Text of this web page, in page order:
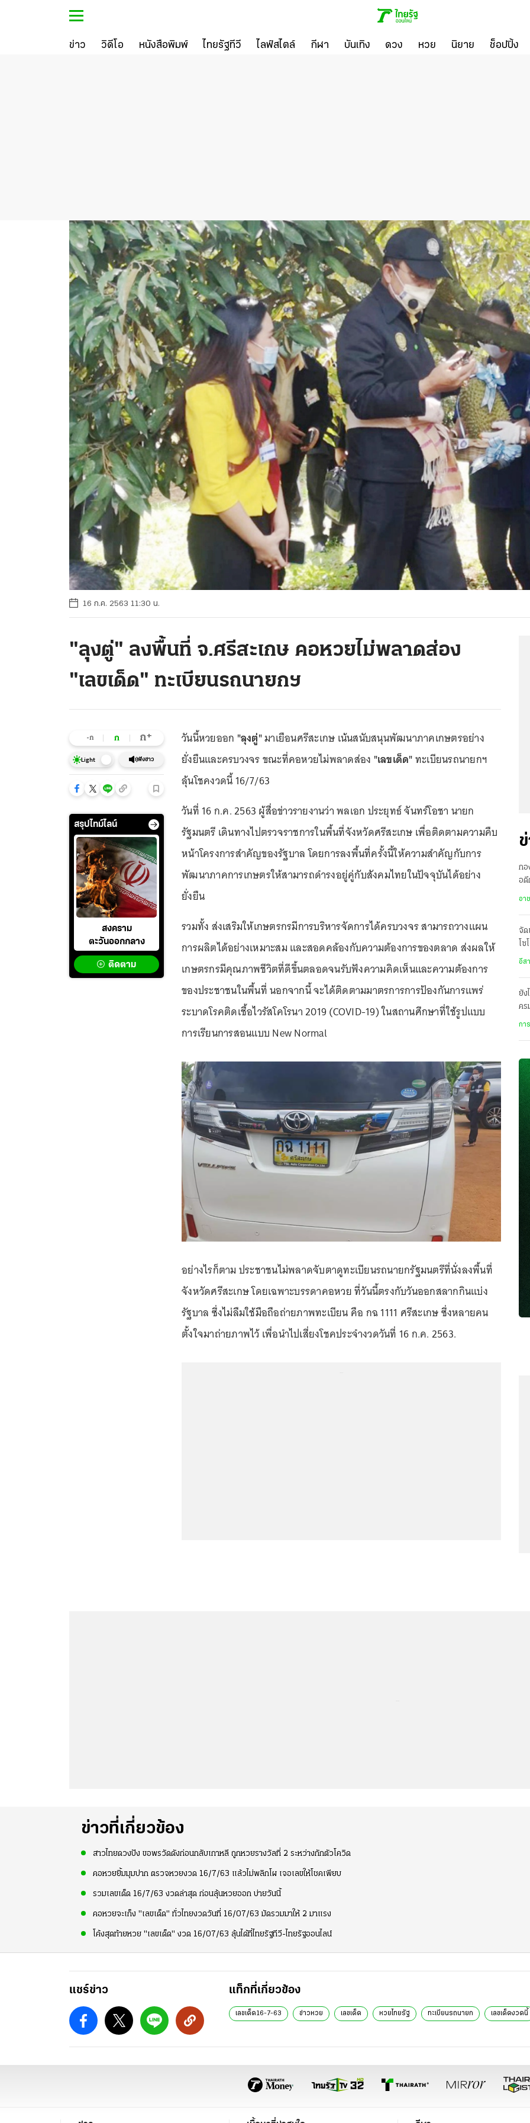
ข่าว วิดีโอ หนังสือพิมพ์ ไทยรัฐทีวี ไลฟ์สไตล์ กีฬา บันเทิง ดวง หวย นิยาย ช็อปปิ้ง
16 ก.ค. 2563 11:30 น.
"ลุงตู่" ลงพื้นที่ จ.ศรีสะเกษ คอหวยไม่พลาดส่อง
"เลขเด็ด" ทะเบียนรถนายกฯ
-ก ก ก+
Light ฟังข่าว
สรุปไทม์ไลน์
สงคราม
ตะวันออกกลาง
ติดตาม
วันนี้หวยออก "ลุงตู่"มาเยือนศรีสะเกษ เน้นสนับสนุนพัฒนาภาคเกษตรอย่าง
ยั่งยืนและครบวงจร ขณะที่คอหวยไม่พลาดส่อง "เลขเด็ด"ทะเบียนรถนายกฯ
ลุ้นโชคงวดนี้ 16/7/63
วันที่ 16 ก.ค. 2563 ผู้สื่อข่าวรายงานว่า พลเอก ประยุทธ์ จันทร์โอชา นายก
รัฐมนตรี เดินทางไปตรวจราชการในพื้นที่จังหวัดศรีสะเกษ เพื่อติดตามความคืบ
หน้าโครงการสำคัญของรัฐบาล โดยการลงพื้นที่ครั้งนี้ให้ความสำคัญกับการ
พัฒนาภาคการเกษตรให้สามารถดำรงอยู่คู่กับสังคมไทยในปัจจุบันได้อย่าง
ยั่งยืน
รวมทั้ง ส่งเสริมให้เกษตรกรมีการบริหารจัดการได้ครบวงจร สามารถวางแผน
การผลิตได้อย่างเหมาะสม และสอดคล้องกับความต้องการของตลาด ส่งผลให้
เกษตรกรมีคุณภาพชีวิตที่ดีขึ้นตลอดจนรับฟังความคิดเห็นและความต้องการ
ของประชาชนในพื้นที่ นอกจากนี้ จะได้ติดตามมาตรการการป้องกันการแพร่
ระบาดโรคติดเชื้อไวรัสโคโรนา 2019 (COVID-19) ในสถานศึกษาที่ใช้รูปแบบ
การเรียนการสอนแบบ New Normal
อย่างไรก็ตาม ประชาชนไม่พลาดจับตาดูทะเบียนรถนายกรัฐมนตรีที่นั่งลงพื้นที่
จังหวัดศรีสะเกษ โดยเฉพาะบรรดาคอหวย ที่วันนี้ตรงกับวันออกสลากกินแบ่ง
รัฐบาล ซึ่งไม่ลืมใช้มือถือถ่ายภาพทะเบียน คือ กฉ 1111 ศรีสะเกษ ซึ่งหลายคน
ตั้งใจมาถ่ายภาพไว้ เพื่อนำไปเสี่ยงโชคประจำงวดวันที่ 16 ก.ค. 2563.
กอ
อดี
อา
จัด
โซ
ไม่
อีส
ยัง
คร
กา
ข่าวที่เกี่ยวข้อง
สาวไทยดวงปัง ขอพรวัดดังก่อนกลับเกาหลี ถูกหวยรางวัลที่ 2 ระหว่างกักตัวโควิด
คอหวยยิ้มมุมปาก ตรวจหวยงวด 16/7/63 แล้วไม่พลิกโผ เจอเลขให้โชคเพียบ
รวมเลขเด็ด 16/7/63 งวดล่าสุด ก่อนลุ้นหวยออก บ่ายวันนี้
คอหวยจะเก็ง "เลขเด็ด" ทั่วไทยงวดวันที่ 16/07/63 มัดรวมมาให้ 2 มาแรง
โค้งสุดท้ายหวย "เลขเด็ด" งวด 16/07/63 ลุ้นได้ที่ไทยรัฐทีวี-ไทยรัฐออนไลน์
แชร์ข่าว แท็กที่เกี่ยวข้อง
เลขเด็ด16-7-63 ข่าวหวย เลขเด็ด หวยไทยรัฐ ทะเบียนรถนายก เลขเด็ดงวดนี้